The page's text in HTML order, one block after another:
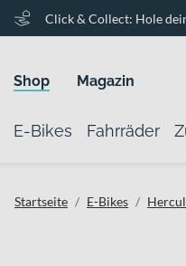
Click & Collect: Hole
Shop Magazin
E-Bikes Fahrräder
Startseite E-Bikes